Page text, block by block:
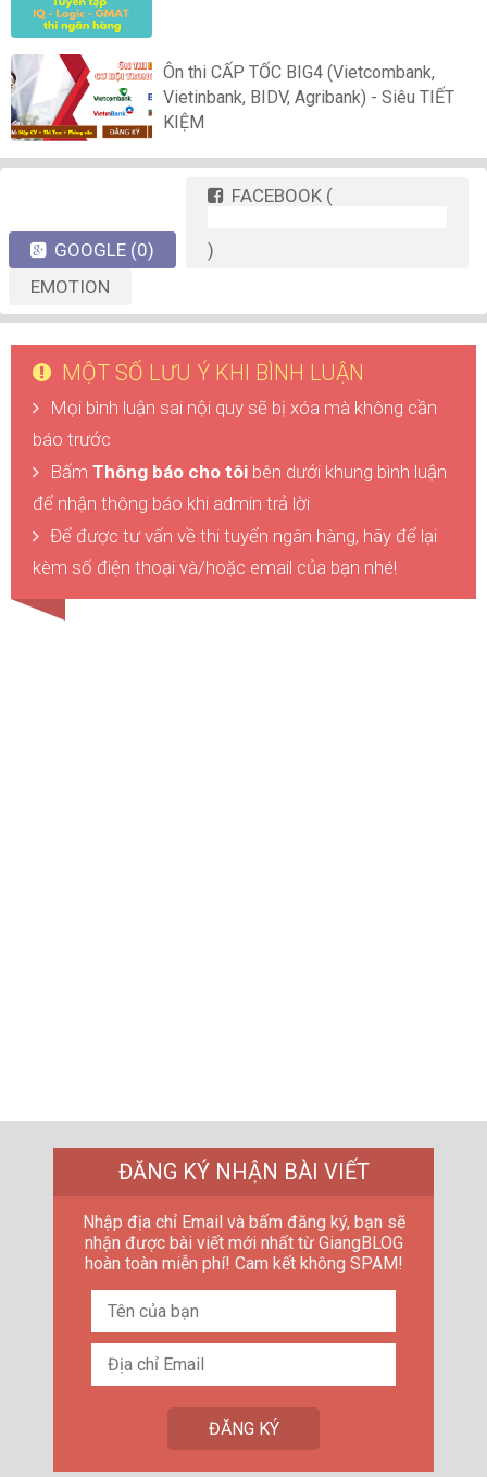
Ôn thi CẤP TỐC BIG4 (Vietcombank,
Vietinbank, BIDV, Agribank) - Siêu TIẾT
KIỆM
GOOGLE (0)
FACEBOOK (
)
EMOTION
MỘT SỐ LƯU Ý KHI BÌNH LUẬN
Mọi bình luận sai nội quy sẽ bị xóa mà không cần
báo trước
Bấm Thông báo cho tôi bên dưới khung bình luận
để nhận thông báo khi admin trả lời
Để được tư vấn về thi tuyển ngân hàng, hãy để lại
kèm số điện thoại và/hoặc email của bạn nhé!
ĐĂNG KÝ NHẬN BÀI VIẾT
Nhập địa chỉ Email và bấm đăng ký, bạn sẽ
nhận được bài viết mới nhất từ GiangBLOG
hoàn toàn miễn phí! Cam kết không SPAM!